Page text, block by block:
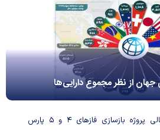
از نظر مجموع دارایی‌ها
بانک تجارت، تأمین‌کننده مالی پروژه بازسازی فاز‌های ۴ و ۵ پارس